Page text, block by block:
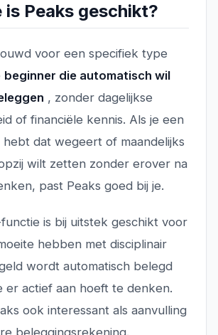
is Peaks geschikt?
voor een specifiek type
beginner die automatisch wil
, zonder dagelijkse
of financiële kennis. Als je een
dat wegeert of maandelijks
wilt zetten zonder erover na
past Peaks goed bij je.
is bij uitstek geschikt voor
hebben met disciplinair
wordt automatisch belegd
er actief aan hoeft te denken.
ook interessant als aanvulling
beleggingsrekening.